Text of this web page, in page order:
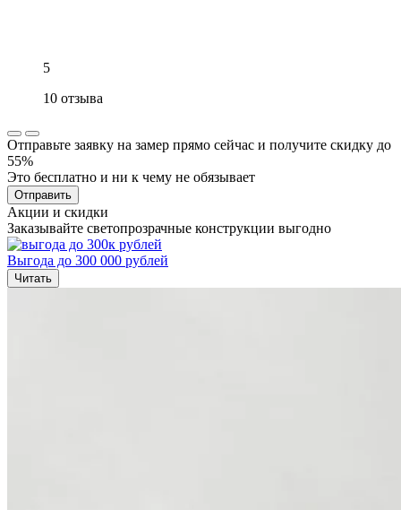
5
10 отзыва
Отправьте заявку на замер прямо сейчас и получите скидку до
55%
Это бесплатно и ни к чему не обязывает
Отправить
Акции и скидки
Заказывайте светопрозрачные конструкции выгодно
Выгода до 300 000 рублей
Читать